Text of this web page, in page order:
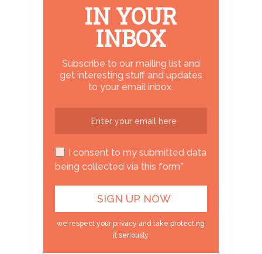
IN YOUR
INBOX
Subscribe to our mailing list and
get interesting stuff and updates
to your email inbox.
I consent to my submitted data
being collected via this form*
we respect your privacy and take protecting
it seriously